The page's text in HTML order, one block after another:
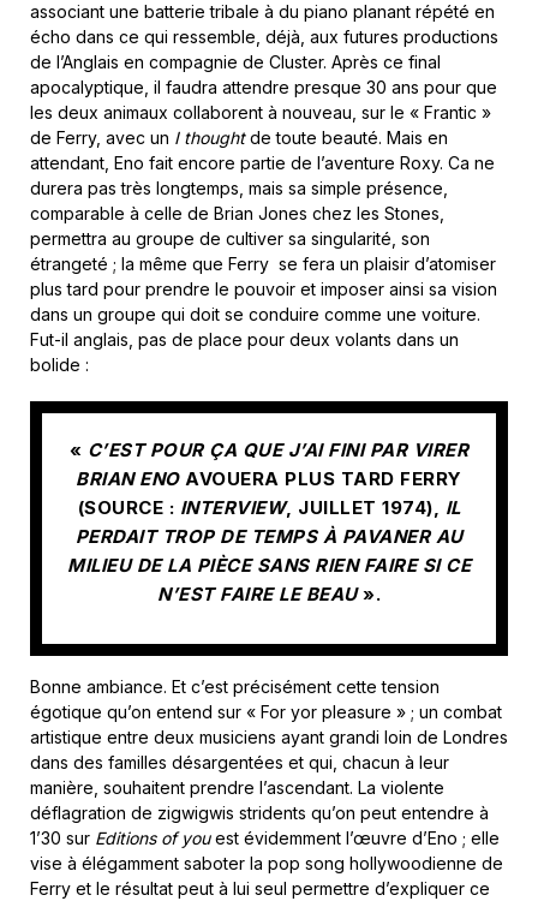
associant une batterie tribale à du piano planant répété en
écho dans ce qui ressemble, déjà, aux futures productions
de l’Anglais en compagnie de Cluster. Après ce final
apocalyptique, il faudra attendre presque 30 ans pour que
les deux animaux collaborent à nouveau, sur le « Frantic »
de Ferry, avec un I thoughtde toute beauté. Mais en
attendant, Eno fait encore partie de l’aventure Roxy. Ca ne
durera pas très longtemps, mais sa simple présence,
comparable à celle de Brian Jones chez les Stones,
permettra au groupe de cultiver sa singularité, son
étrangeté ; la même que Ferry se fera un plaisir d’atomiser
plus tard pour prendre le pouvoir et imposer ainsi sa vision
dans un groupe qui doit se conduire comme une voiture.
Fut-il anglais, pas de place pour deux volants dans un
bolide :
« C’EST POUR ÇA QUE J’AI FINI PAR VIRER
BRIAN ENO AVOUERA PLUS TARD FERRY
(SOURCE : INTERVIEW, JUILLET 1974), IL
PERDAIT TROP DE TEMPS À PAVANER AU
MILIEU DE LA PIÈCE SANS RIEN FAIRE SI CE
N’EST FAIRE LE BEAU».
Bonne ambiance. Et c’est précisément cette tension
égotique qu’on entend sur « For yor pleasure » ; un combat
artistique entre deux musiciens ayant grandi loin de Londres
dans des familles désargentées et qui, chacun à leur
manière, souhaitent prendre l’ascendant. La violente
déflagration de zigwigwis stridents qu’on peut entendre à
1’30 sur Editions of youest évidemment l’œuvre d’Eno ; elle
vise à élégamment saboter la pop song hollywoodienne de
Ferry et le résultat peut à lui seul permettre d’expliquer ce